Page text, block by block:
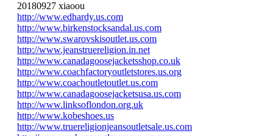
20180927 xiaoou
http://www.edhardy.us.com
http://www.birkenstocksandal.us.com
http://www.swarovskisoutlet.us.com
http://www.jeanstruereligion.in.net
http://www.canadagoosejacketsshop.co.uk
http://www.coachfactoryoutletstores.us.org
http://www.coachoutletoutlet.us.com
http://www.canadagoosejacketsusa.us.com
http://www.linksoflondon.org.uk
http://www.kobeshoes.us
http://www.truereligionjeansoutletsale.us.com